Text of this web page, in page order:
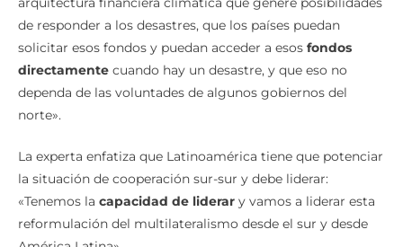
de responder a los desastres, que los países puedan
solicitar esos fondos y puedan acceder a esos fondos
directamente cuando hay un desastre, y que eso no
dependa de las voluntades de algunos gobiernos del
norte».
La experta enfatiza que Latinoamérica tiene que potenciar
la situación de cooperación sur-sur y debe liderar:
«Tenemos la capacidad de liderar y vamos a liderar esta
reformulación del multilateralismo desde el sur y desde